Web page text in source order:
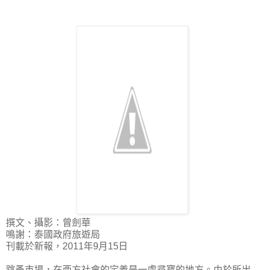
撰文、攝影：曾劍華
鳴謝：泰國政府旅遊局
刊載於新報，2011年9月15日